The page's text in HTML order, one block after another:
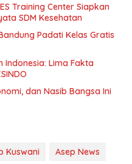
Training Center Siapkan
SDM Kesehatan
Padati Kelas Gratis
Indonesia: Lima Fakta
dan Nasib Bangsa Ini
Kuswani
Asep News